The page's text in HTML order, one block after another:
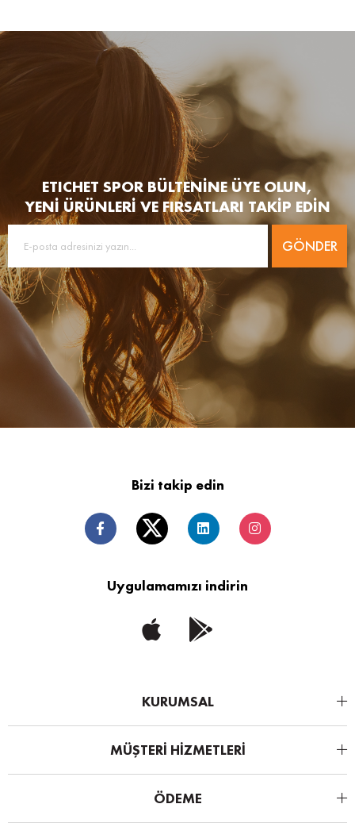
ETICHET SPOR BÜLTENİNE ÜYE OLUN,
YENİ ÜRÜNLERİ VE FIRSATLARI TAKİP EDİN
GÖNDER
Bizi takip edin
Uygulamamızı indirin
KURUMSAL
MÜŞTERİ HİZMETLERİ
ÖDEME